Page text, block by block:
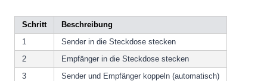
Schritt
Beschreibung
1
Sender in die Steckdose stecken
2
Empfänger in die Steckdose stecken
3
Sender und Empfänger koppeln (automatisch)